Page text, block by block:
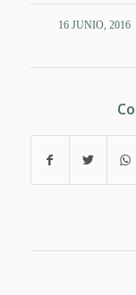
16 JUNIO, 2016
/